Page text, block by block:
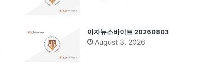
아자뉴스바이트 20260803
August 3, 2026